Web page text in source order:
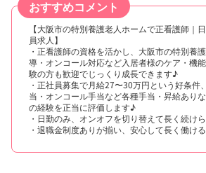
おすすめコメント
【大阪市の特別養護老人ホームで正看護師｜
員求人】
・正看護師の資格を活かし、大阪市の特別養
導・オンコール対応など入居者様のケア・機
験の方も歓迎でじっくり成長できます♪
・正社員募集で月給27〜30万円という好条件
当・オンコール手当など各種手当・昇給あり
の経験を正当に評価します♪
・日勤のみ、オンオフを切り替えて長く続け
・退職金制度ありが揃い、安心して長く働け